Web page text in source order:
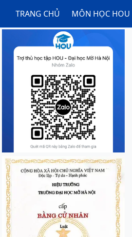
TRANG CHỦ MÔN HỌC HOU